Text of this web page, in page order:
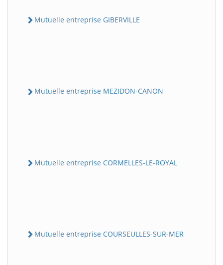
Mutuelle entreprise GIBERVILLE
Mutuelle entreprise MEZIDON-CANON
Mutuelle entreprise CORMELLES-LE-ROYAL
Mutuelle entreprise COURSEULLES-SUR-MER